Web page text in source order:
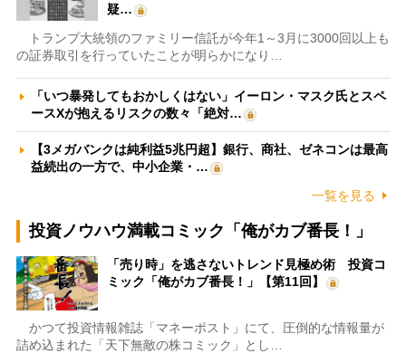
疑…
トランプ大統領のファミリー信託が今年1～3月に3000回以上も
の証券取引を行っていたことが明らかになり…
「いつ暴発してもおかしくはない」イーロン・マスク氏とスペ
ースXが抱えるリスクの数々「絶対…
【3メガバンクは純利益5兆円超】銀行、商社、ゼネコンは最高
益続出の一方で、中小企業・…
一覧を見る
投資ノウハウ満載コミック「俺がカブ番長！」
「売り時」を逃さないトレンド見極め術 投資コ
ミック「俺がカブ番長！」【第11回】
かつて投資情報雑誌「マネーポスト」にて、圧倒的な情報量が
詰め込まれた「天下無敵の株コミック」とし…